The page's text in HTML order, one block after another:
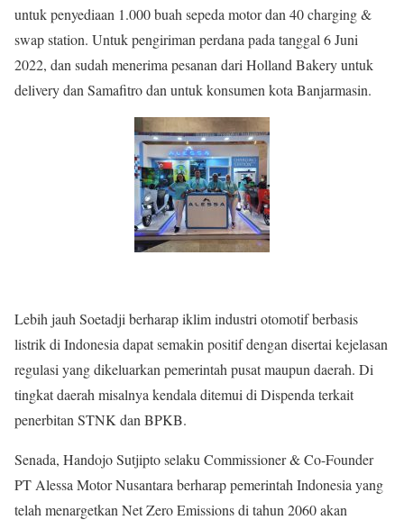
untuk penyediaan 1.000 buah sepeda motor dan 40 charging &
swap station. Untuk pengiriman perdana pada tanggal 6 Juni
2022, dan sudah menerima pesanan dari Holland Bakery untuk
delivery dan Samafitro dan untuk konsumen kota Banjarmasin.
Lebih jauh Soetadji berharap iklim industri otomotif berbasis
listrik di Indonesia dapat semakin positif dengan disertai kejelasan
regulasi yang dikeluarkan pemerintah pusat maupun daerah. Di
tingkat daerah misalnya kendala ditemui di Dispenda terkait
penerbitan STNK dan BPKB.
Senada, Handojo Sutjipto selaku Commissioner & Co-Founder
PT Alessa Motor Nusantara berharap pemerintah Indonesia yang
telah menargetkan Net Zero Emissions di tahun 2060 akan